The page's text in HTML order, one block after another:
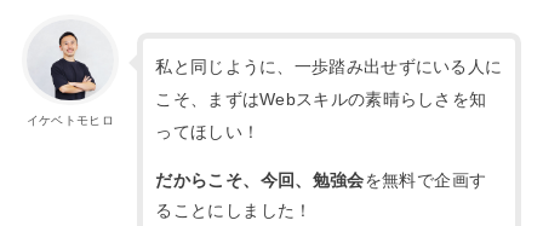
イケベトモヒロ
私と同じように、一歩踏み出せずにいる人に
こそ、まずはWebスキルの素晴らしさを知
ってほしい！
だからこそ、今回、勉強会を無料で企画す
ることにしました！